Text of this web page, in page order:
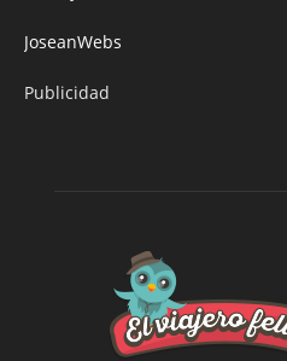
JoseanWebs
Publicidad